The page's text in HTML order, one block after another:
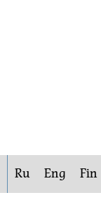
Ru Eng Fin